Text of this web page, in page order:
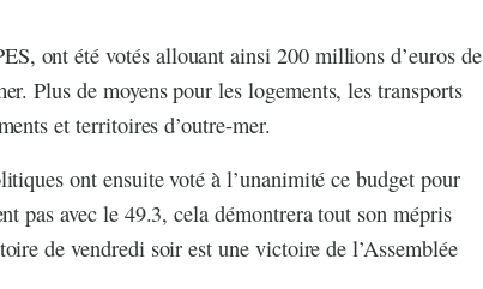
ont été votés allouant ainsi 200 millions d’euros de
Plus de moyens pour les logements, les transports
et territoires d’outre-mer.
ont ensuite voté à l’unanimité ce budget pour
pas avec le 49.3, cela démontrera tout son mépris
de vendredi soir est une victoire de l’Assemblée